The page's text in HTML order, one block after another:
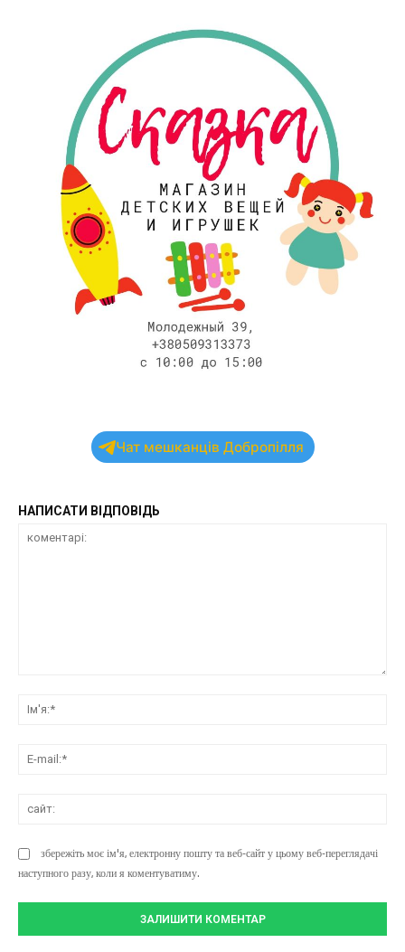
Чат мешканців Добропілля
НАПИСАТИ ВІДПОВІДЬ
збережіть моє ім'я, електронну пошту та веб-сайт у цьому веб-переглядачі
наступного разу, коли я коментуватиму.